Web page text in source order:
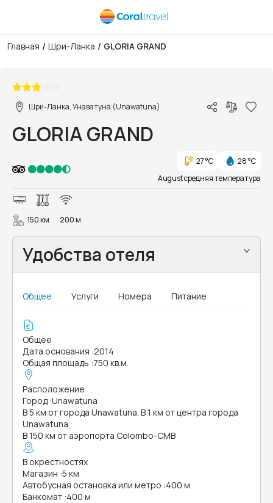
Главная / Шри-Ланка / GLORIA GRAND
Шри-Ланка, Унаватуна (Unawatuna)
GLORIA GRAND
27 °C
28 °C
August средняя температура
150 км 200 м
Удобства отеля
Общее Услуги Номера Питание
Общее
Дата основания :2014
Общая площадь :750 кв.м.
Расположение
Город :Unawatuna
В 5 км от города Unawatuna. В 1 км от центра города
Unawatuna
В 150 км от аэропорта Colombo-CMB
В окрестностях
Магазин :5 км
Автобусная остановка или метро :400 м
Банкомат :400 м